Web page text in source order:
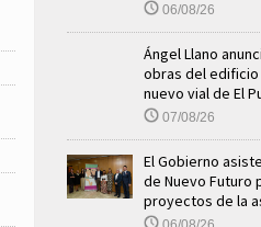
06/08/26
Ángel Llano
obras del
nuevo vial de El
07/08/26
El Gobierno
de Nuevo Futuro
proyectos de la